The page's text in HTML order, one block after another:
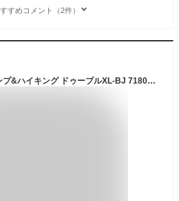
すめコメント（2件）
ロゴス(LOGOS) 5人用 キャンプ&ハイキング ドゥーブルXL-BJ 71805561 テント ファミリー タープテント